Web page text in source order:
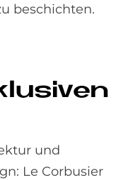
beschichten.
und
Le Corbusier